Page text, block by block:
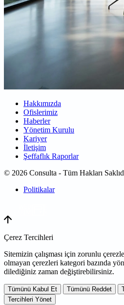
Hakkımızda
Ofislerimiz
Haberler
Yönetim Kurulu
Kariyer
İletişim
Şeffaflık Raporlar
© 2026 Consulta - Tüm Hakları
Politikalar
Çerez Tercihleri
Sitemizin çalışması için zorunlu
olmayan çerezleri kategori bazında
dilediğiniz zaman değiştirebilirsiniz.
Tümünü Kabul Et Tümünü Reddet
Tercihleri Yönet